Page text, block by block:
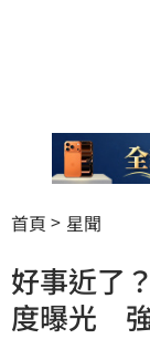
首頁 星聞
好事近了
度曝光